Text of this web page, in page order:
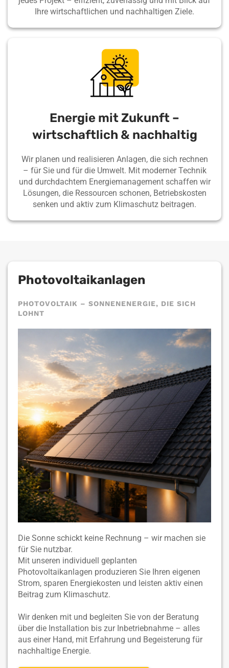
Ihre wirtschaftlichen und nachhaltigen Ziele.
Energie mit Zukunft –
wirtschaftlich & nachhaltig
Wir planen und realisieren Anlagen, die sich rechnen
– für Sie und für die Umwelt. Mit moderner Technik
und durchdachtem Energiemanagement schaffen wir
Lösungen, die Ressourcen schonen, Betriebskosten
senken und aktiv zum Klimaschutz beitragen.
Photovoltaikanlagen
PHOTOVOLTAIK – SONNENENERGIE, DIE SICH
LOHNT
Die Sonne schickt keine Rechnung – wir machen sie
für Sie nutzbar.
Mit unseren individuell geplanten
Photovoltaikanlagen produzieren Sie Ihren eigenen
Strom, sparen Energiekosten und leisten aktiv einen
Beitrag zum Klimaschutz.
Wir denken mit und begleiten Sie von der Beratung
über die Installation bis zur Inbetriebnahme – alles
aus einer Hand, mit Erfahrung und Begeisterung für
nachhaltige Energie.